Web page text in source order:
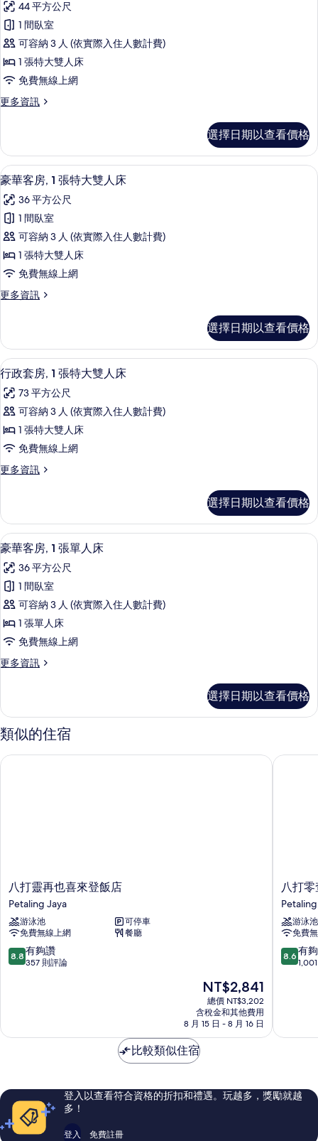
(Club
Executive)
的
所
有
相
片
單
人
(Club
Executive)
的
詳
情
行
政
客
房,
張
大
雙
人
床
(Club
Executive)
的
所
有
相
44 平方公尺
1 間臥室
可容納 3 人 (依實際入住人數計費)
1 張特大雙人床
免費無線上網
更多資訊
更
客
房,
1
特
大
人
床
(Club
Executive)
的
選擇日期以查看價格
顯
示
豪
華
客
房,
張
大
雙
人
床
的
所
有
相
迷你吧、客房內保險箱、書桌、筆電
11
豪華客房, 1 張特大雙人床
36 平方公尺
1 間臥室
可容納 3 人 (依實際入住人數計費)
1 張特大雙人床
免費無線上網
更多資訊
更
客
房,
1
張
特
大
人
床
詳
選擇日期以查看價格
顯
示
行
政
套
房,
1
特
大
雙
人
床
的
所
有
相
行政套房, 1 張特
11
行政套房, 1 張特大雙人床
73 平方公尺
可容納 3 人 (依實際入住人數計費)
1 張特大雙人床
免費無線上網
更多資訊
更
套
房,
1
特
大
人
床
的
詳
情
選擇日期以查看價格
顯
示
豪
華
客
房,
張
人
床
的
所
迷你吧、客房內保險箱、書桌、筆電
10
豪華客房, 1 張單人床
36 平方公尺
1 間臥室
可容納 3 人 (依實際入住人數計費)
1 張單人床
免費無線上網
更多資訊
更
客
房,
1
單
選擇日期以查看價格
類似的住宿
八
打
靈
再
也
喜
來
八打靈再也喜來登飯店
Petaling Jaya
游泳池
可停車
免費無線上網
餐廳
8.8
分，
夠
評
論
8.8 有夠讚
357 則評論
現
在
價
格
為
NT$2,841
總價 NT$3,202
含稅金和其他費用
8 月 15 日 - 8 月 16 日
八打靈再也喜來登飯店
八
打
零
查
亞
希
爾
八打
游泳池
免費
8.6
分，
夠
評
論
8.6 有
八打零
比較類似住宿
登入以查看符合資格的折扣和禮遇。玩越多，獎勵就越
多！
登入 免費註冊